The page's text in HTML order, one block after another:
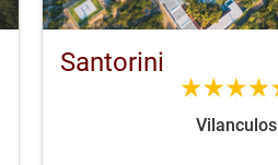
Santorini
5.0
Vilanculos